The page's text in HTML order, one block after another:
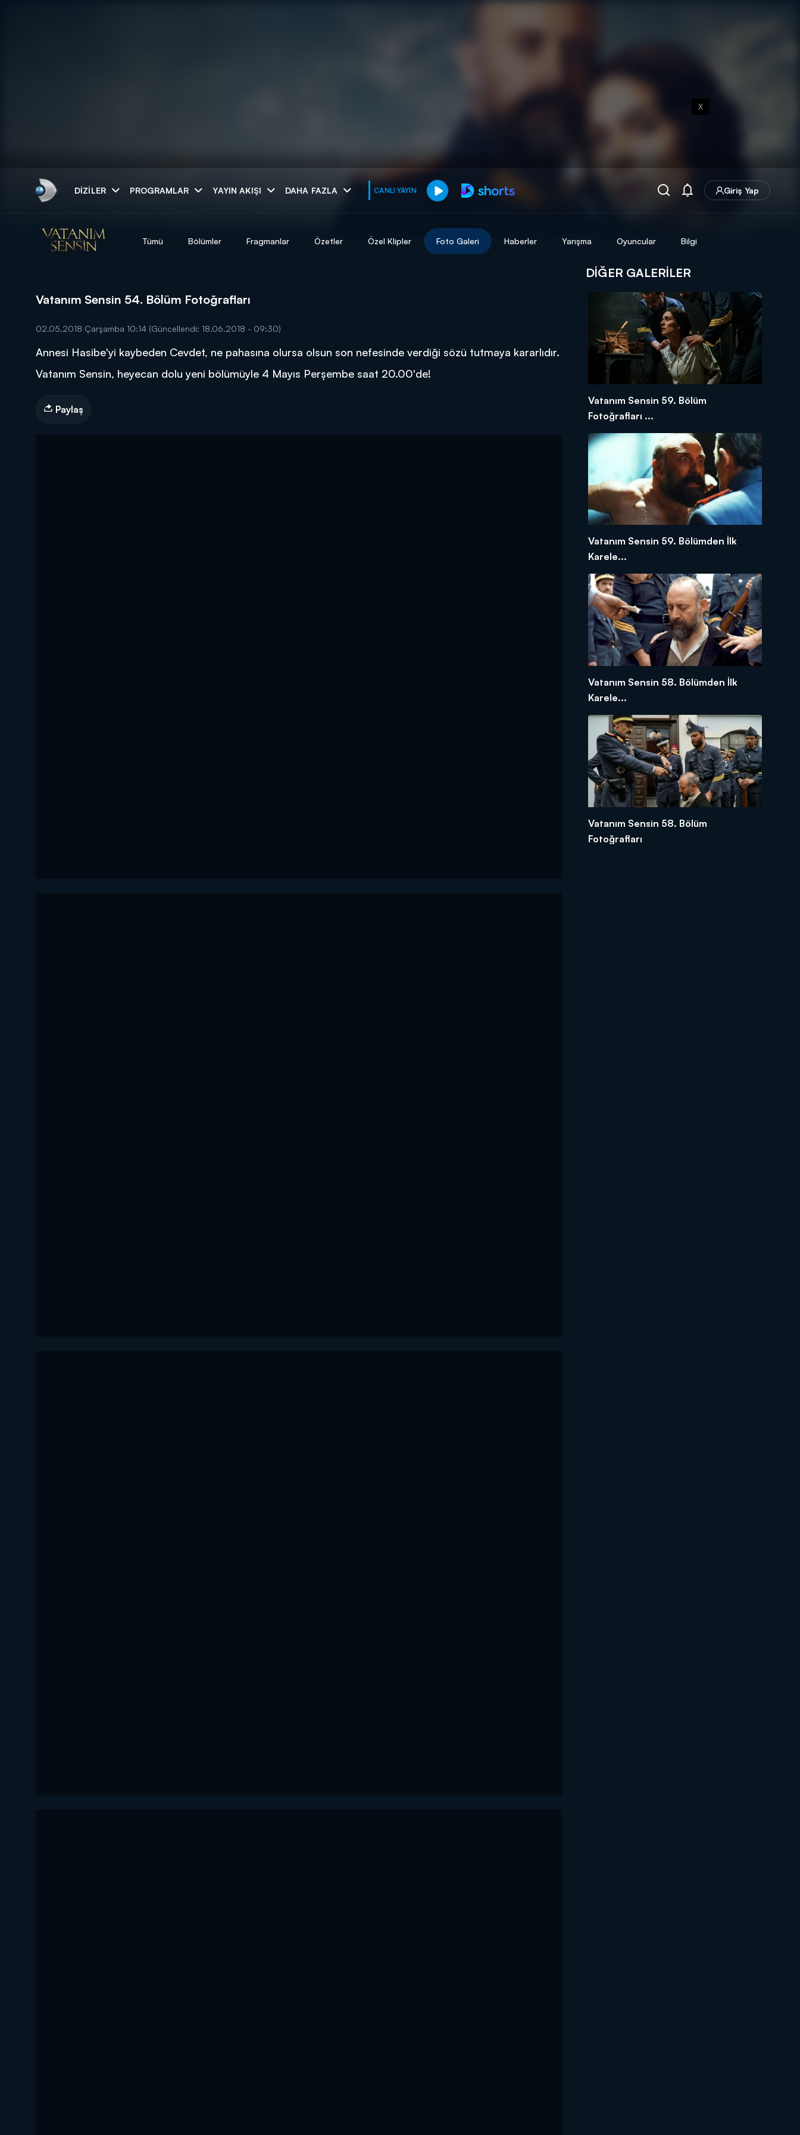
X
DIZILER PROGRAMLAR YAYIN AKIŞI DAHA FAZLA CANLI YAYIN Giriş Yap
muhteşem ikili
DİĞER SONUÇLAR
Tümü Bölümler Fragmanlar Özetler Özel Klipler Foto Galeri Haberler Yarışma Oyuncular Bilgi
Vatanım Sensin 54. Bölüm Fotoğrafları
02.05.2018 Çarşamba 10:14 (Güncellendi: 18.06.2018 - 09:30)
Annesi Hasibe'yi kaybeden Cevdet, ne pahasına olursa olsun son nefesinde verdiği sözü tutmaya kararlıdır.
Vatanım Sensin, heyecan dolu yeni bölümüyle 4 Mayıs Perşembe saat 20.00'de!
Paylaş
DİĞER GALERİLER
Vatanım Sensin 59. Bölüm
Fotoğrafları ...
Vatanım Sensin 59. Bölümden İlk
Karele...
Vatanım Sensin 58. Bölümden İlk
Karele...
Vatanım Sensin 58. Bölüm
Fotoğrafları